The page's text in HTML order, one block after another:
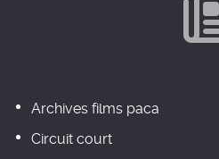
Archives films paca
Circuit court